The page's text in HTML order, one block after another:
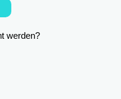
werden?